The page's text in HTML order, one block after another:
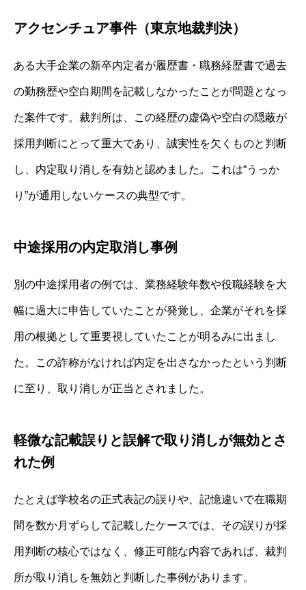
アクセンチュア事件（東京地裁判決）
ある大手企業の新卒内定者が履歴書・職務経歴書で過去
の勤務歴や空白期間を記載しなかったことが問題となっ
た案件です。裁判所は、この経歴の虚偽や空白の隠蔽が
採用判断にとって重大であり、誠実性を欠くものと判断
し、内定取り消しを有効と認めました。これは“うっか
り”が通用しないケースの典型です。
中途採用の内定取消し事例
別の中途採用者の例では、業務経験年数や役職経験を大
幅に過大に申告していたことが発覚し、企業がそれを採
用の根拠として重要視していたことが明るみに出まし
た。この詐称がなければ内定を出さなかったという判断
に至り、取り消しが正当とされました。
軽微な記載誤りと誤解で取り消しが無効とさ
れた例
たとえば学校名の正式表記の誤りや、記憶違いで在職期
間を数か月ずらして記載したケースでは、その誤りが採
用判断の核心ではなく、修正可能な内容であれば、裁判
所が取り消しを無効と判断した事例があります。